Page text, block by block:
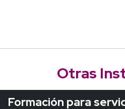
Otras
Formación para